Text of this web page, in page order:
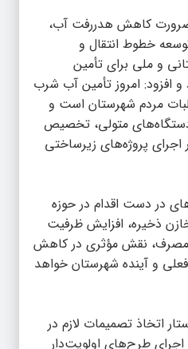
ضرورت کاهش هدررفت آب،
خطوط انتقال و
و ملی برای تأمین
و افزود: امروز تأمین آب شرب
مردم شهرستان است و
متولی، تخصیص
اجرای پروژه‌های زیرساختی
در دست اقدام در حوزه
ذخیره، افزایش ظرفیت
مصرف، نقش مؤثری در کاهش
و آینده شهرستان خواهد
اتخاذ تصمیمات لازم در
طرح‌های اولویت‌دار